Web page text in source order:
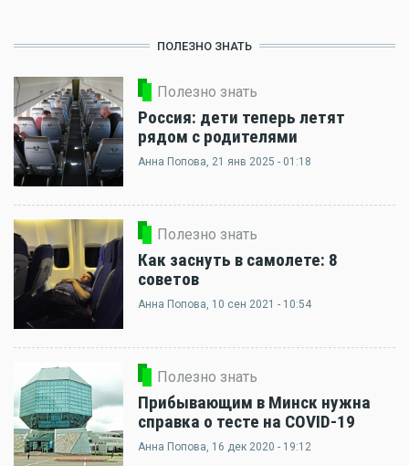
ПОЛЕЗНО ЗНАТЬ
Полезно знать
Россия: дети теперь летят
рядом с родителями
Анна Попова , 21 янв 2025 - 01:18
Полезно знать
Как заснуть в самолете: 8
советов
Анна Попова , 10 сен 2021 - 10:54
Полезно знать
Прибывающим в Минск нужна
справка о тесте на COVID-19
Анна Попова , 16 дек 2020 - 19:12